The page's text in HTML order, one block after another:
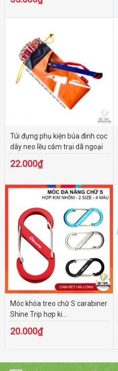
Túi đựng phụ kiện búa đinh cọc
dây neo lều cắm trại dã ngoại
22.000₫
Móc khóa treo chữ S carabiner
Shine Trip hợp ki...
20.000₫